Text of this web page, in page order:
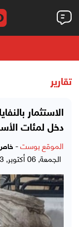
تقارير
الاستثمار
دخل لمئات
الموقع بوست-
الجمعة, 06 أكتوبر, 2023 - 02:47 مساءً